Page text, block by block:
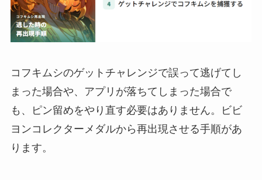
コフキムシのゲットチャレンジで誤って逃げてし
まった場合や、アプリが落ちてしまった場合で
も、ピン留めをやり直す必要はありません。ビビ
ヨンコレクターメダルから再出現させる手順があ
ります。